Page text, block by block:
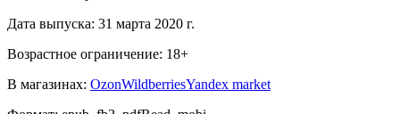
Дата выпуска: 31 марта 2020 г.
Возрастное ограничение: 18+
В магазинах: OzonWildberriesYandex market